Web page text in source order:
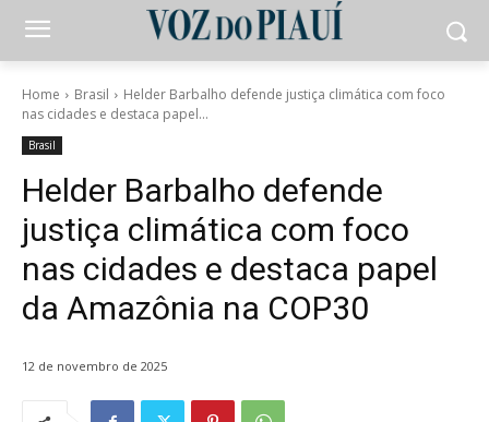
Home Brasil
Helder Barbalho defende justiça climática com foco
nas cidades e destaca papel...
Brasil
Helder Barbalho defende
justiça climática com foco
nas cidades e destaca papel
da Amazônia na COP30
12 de novembro de 2025